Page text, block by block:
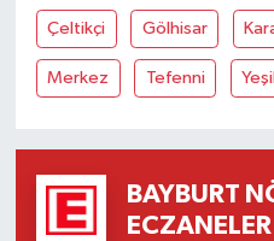
Çeltikçi Gölhisar
Merkez Tefenni
BAYBURT
ECZANELER